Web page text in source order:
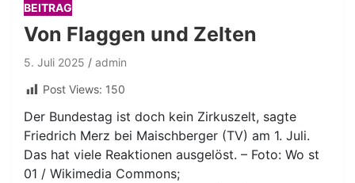
BEITRAG
Von Flaggen und Zelten
5. Juli 2025
admin
Post Views: 150
Der Bundestag ist doch kein Zirkuszelt, sagte
Friedrich Merz bei Maischberger (TV) am 1. Juli.
Das hat viele Reaktionen ausgelöst. – Foto: Wo st
01 / Wikimedia Commons;